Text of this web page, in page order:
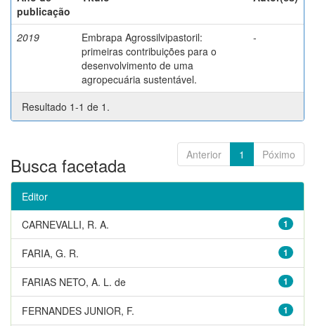
publicação
2019
Embrapa Agrossilvipastoril:
primeiras contribuições para o
desenvolvimento de uma
agropecuária sustentável.
-
Resultado 1-1 de 1.
Anterior 1 Póximo
Busca facetada
Editor
1
CARNEVALLI, R. A.
1
FARIA, G. R.
1
FARIAS NETO, A. L. de
1
FERNANDES JUNIOR, F.